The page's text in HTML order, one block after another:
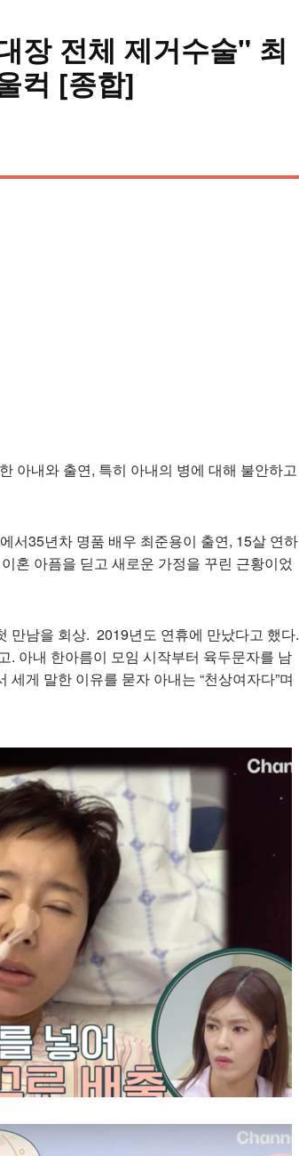
장 전체 제거수술" 최
컥 [종합]
아내와 출연, 특히 아내의 병에 대해 불안하고
서35년차 명품 배우 최준용이 출연, 15살 연하
혼 아픔을 딛고 새로운 가정을 꾸린 근황이었
만남을 회상. 2019년도 연휴에 만났다고 했다.
. 아내 한아름이 모임 시작부터 육두문자를 남
게 말한 이유를 묻자 아내는 “천상여자다”며